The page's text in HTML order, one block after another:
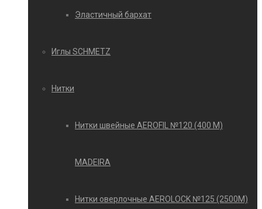
Эластичный бархат
Иглы SCHMETZ
Нитки
Нитки швейные AEROFIL №120 (400 М)
MADEIRA
Нитки оверлочные AEROLOCK №125 (2500М)